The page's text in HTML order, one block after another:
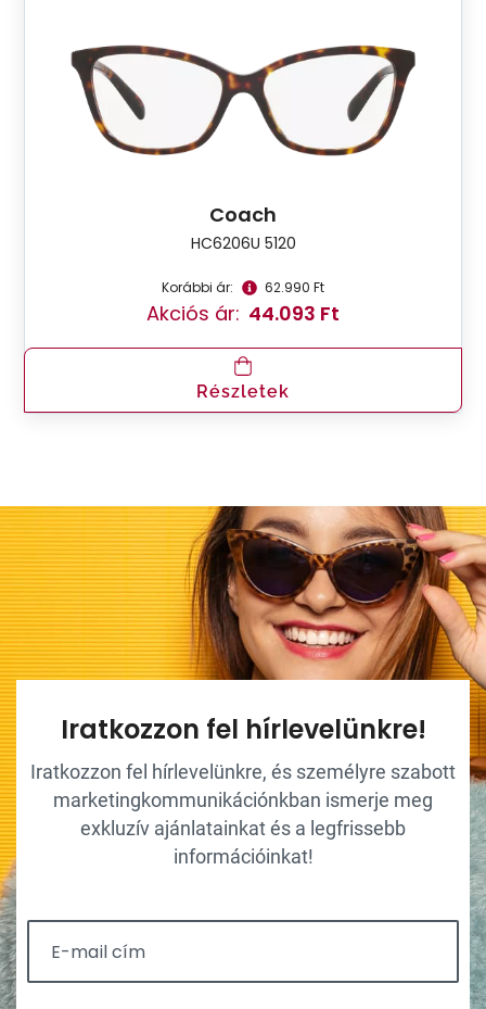
Coach
HC6206U 5120
Korábbi ár: 62.990 Ft
Akciós ár: 44.093 Ft
Részletek
Iratkozzon fel hírlevelünkre!
Iratkozzon fel hírlevelünkre, és személyre szabott
marketingkommunikációnkban ismerje meg
exkluzív ajánlatainkat és a legfrissebb
információinkat!